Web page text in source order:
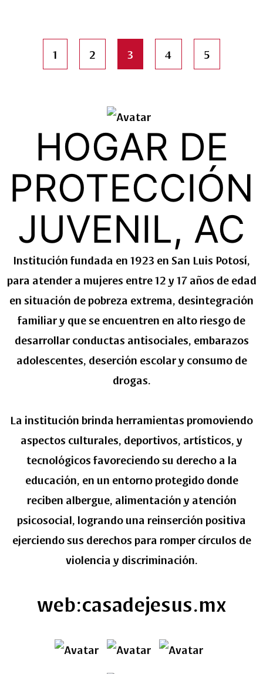
1 2 3 4 5
HOGAR DE
PROTECCIÓN
JUVENIL, AC
Institución fundada en 1923 en San Luis Potosí,
para atender a mujeres entre 12 y 17 años de edad
en situación de pobreza extrema, desintegración
familiar y que se encuentren en alto riesgo de
desarrollar conductas antisociales, embarazos
adolescentes, deserción escolar y consumo de
drogas.
La institución brinda herramientas promoviendo
aspectos culturales, deportivos, artísticos, y
tecnológicos favoreciendo su derecho a la
educación, en un entorno protegido donde
reciben albergue, alimentación y atención
psicosocial, logrando una reinserción positiva
ejerciendo sus derechos para romper círculos de
violencia y discriminación.
web:casadejesus.mx